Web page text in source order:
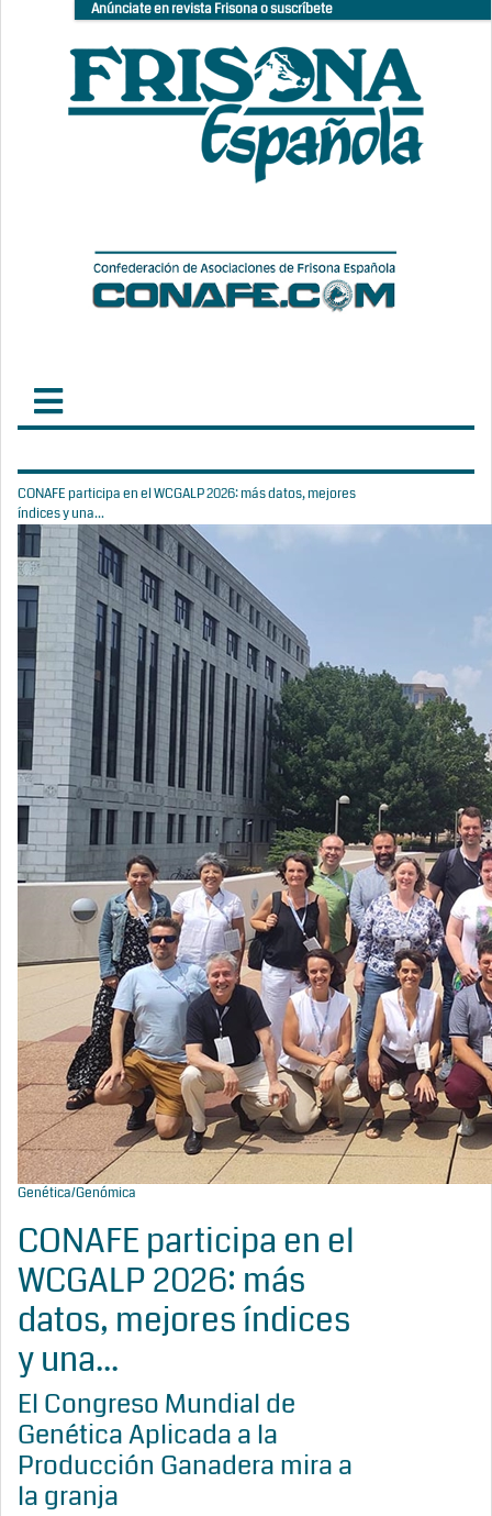
Anúnciate en revista Frisona o suscríbete
CONAFE participa en el WCGALP 2026: más datos, mejores
índices y una...
Genética/Genómica
CONAFE participa en el
WCGALP 2026: más
datos, mejores índices
y una...
El Congreso Mundial de
Genética Aplicada a la
Producción Ganadera mira a
la granja